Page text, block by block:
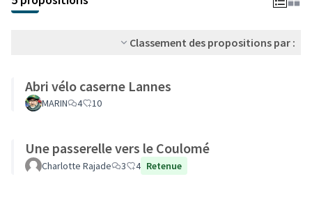
−
Classement des propositions par :
Abri vélo caserne Lannes
MARIN 4 10
Une passerelle vers le Coulomé
Charlotte Rajade 3 4 Retenue